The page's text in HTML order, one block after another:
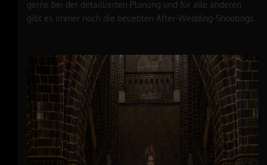
gerne bei der detaillierten Planung und für alle anderen
gibt es immer noch die beliebten After-Wedding-Shootings.